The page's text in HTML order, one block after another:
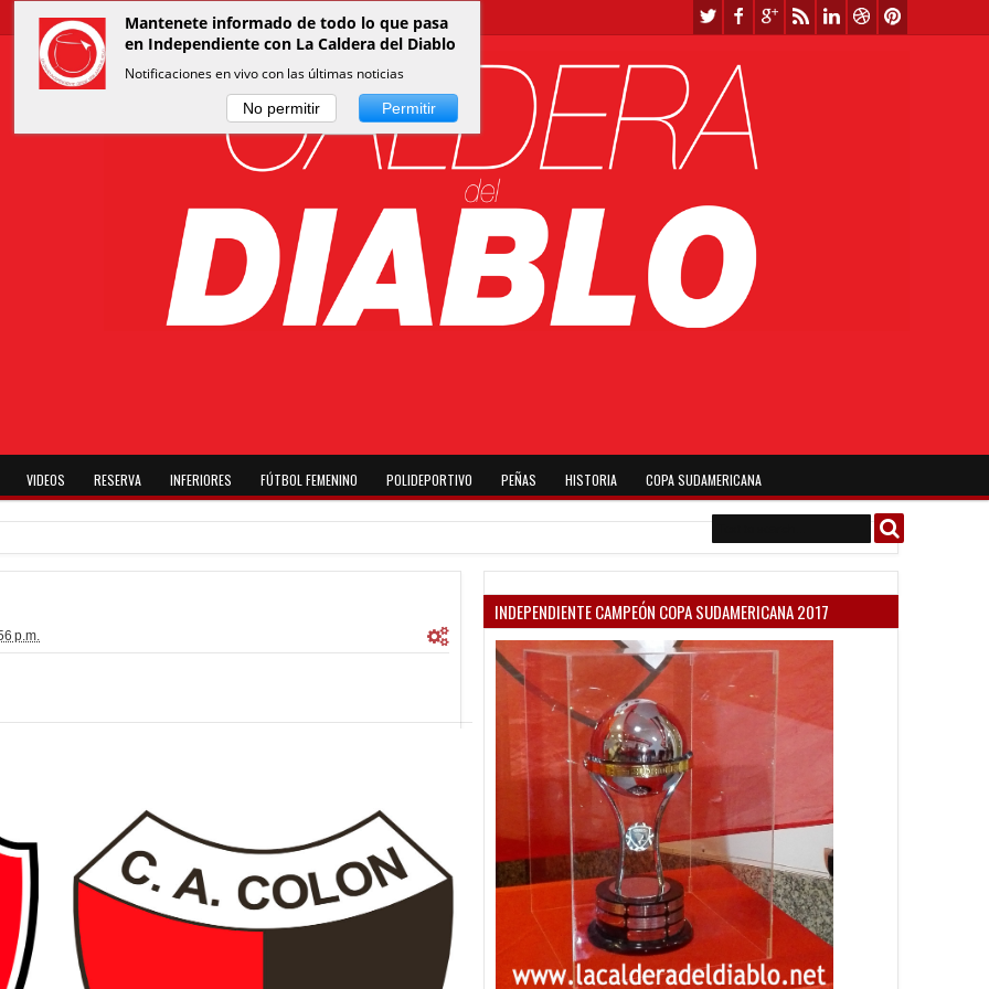
VIDEOS RESERVA INFERIORES FÚTBOL FEMENINO POLIDEPORTIVO PEÑAS HISTORIA COPA SUDAMERICANA
p.m.
INDEPENDIENTE CAMPEÓN COPA SUDAMERICANA 2017
Mantenete informado de todo lo que pasa
en Independiente con La Caldera del Diablo
Notificaciones en vivo con las últimas noticias
No permitir Permitir